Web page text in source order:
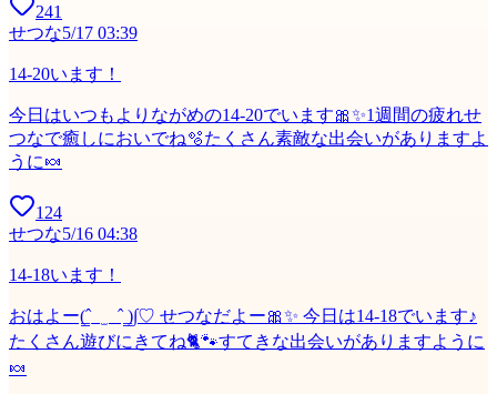
241
せつな5/17 03:39
14-20います！
今日はいつもよりながめの14-20でいます🎀✨1週間の疲れせ
つなで癒しにおいでね🫧たくさん素敵な出会いがありますよ
うに🍬
124
せつな5/16 04:38
14-18います！
おはよー(̳ˆ_ ̫ _ˆ ̳)∫♡ せつなだよー🎀✨ 今日は14-18でいます♪
たくさん遊びにきてね🐈🐾すてきな出会いがありますように
🍬